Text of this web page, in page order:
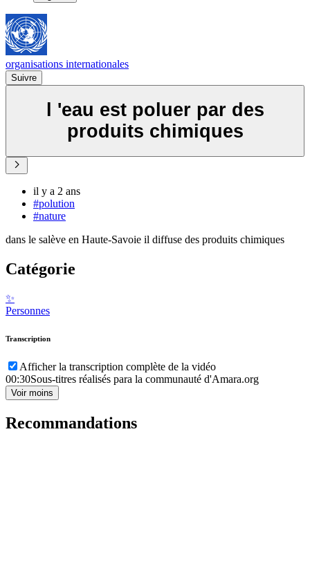
organisations internationales
Suivre
l 'eau est poluer par des
produits chimiques
il y a 2 ans
#polution
#nature
dans le salève en Haute-Savoie il diffuse des produits chimiques
Catégorie
✨
Personnes
Transcription
Afficher la transcription complète de la vidéo
00:30Sous-titres réalisés para la communauté d'Amara.org
Voir moins
Recommandations